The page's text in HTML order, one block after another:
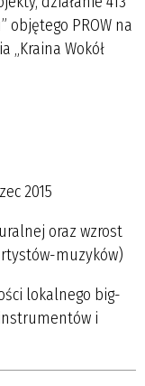
objętego PROW na
„Kraina Wokół
2015
oraz wzrost
muzyków)
lokalnego big-
i